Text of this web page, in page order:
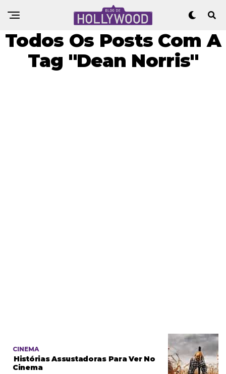
Todos Os Posts Com A
Tag "Dean Norris"
CINEMA
Histórias Assustadoras Para Ver No
Cinema